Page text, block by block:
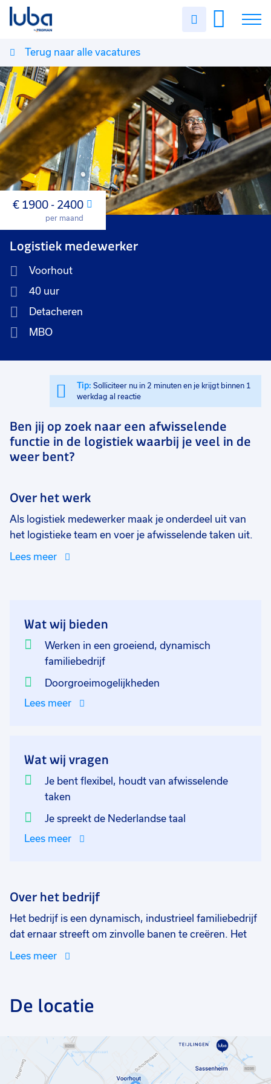
Uren
Vacatures
Over ons
Voor werkgevers
Contact
Terug naar alle vacatures
Maand
€ 1900 - 2400
per maand
Logistiek medewerker
Voorhout
40 uur
Detacheren
MBO
Tip: Solliciteer nu in 2 minuten en je krijgt binnen 1
werkdag al reactie
Ben jij op zoek naar een afwisselende
functie in de logistiek waarbij je veel in de
weer bent?
Over het werk
Als logistiek medewerker maak je onderdeel uit van
het logistieke team en voer je afwisselende taken uit.
Je bent een belangrijke schakel in het dynamische
het uitpakken, controleren en opslaan van goederen.
Daarbij zorg je er ook voor dat de orders gereed
worden gemaakt voor verzending naar de klant. Je zal
daarnaast heftruck rijden en vrachtwagens laden en
lossen. Een afwisselende functie waarbij je veel in de
weer bent!
Lees meer
Wat wij bieden
Werken in een groeiend, dynamisch
familiebedrijf
Doorgroeimogelijkheden
Lees meer
Wat wij vragen
Je bent flexibel, houdt van afwisselende
taken
Je spreekt de Nederlandse taal
Lees meer
Over het bedrijf
Het bedrijf is een dynamisch, industrieel familiebedrijf
dat ernaar streeft om zinvolle banen te creëren. Het
bedrijf is in 2002 opgericht in Nederland en heeft
Lees meer
De locatie